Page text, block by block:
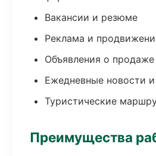
Вакансии и резюме
Реклама и
Объявления о продаже
Ежедневные новости
Туристические
Преимущества